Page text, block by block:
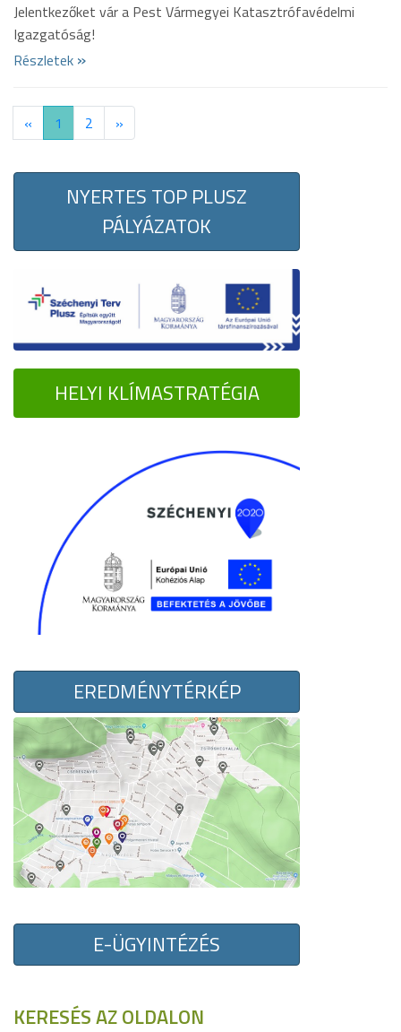
Jelentkezőket vár a Pest Vármegyei Katasztrófavédelmi
Igazgatóság!
Részletek »
« 1 2 »
NYERTES TOP PLUSZ
PÁLYÁZATOK
HELYI KLÍMASTRATÉGIA
EREDMÉNYTÉRKÉP
E-ÜGYINTÉZÉS
KERESÉS AZ OLDALON